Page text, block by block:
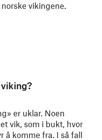
vikingene.
er uklar. Noen
vik, som i bukt, hvor
å komme fra. I så fall